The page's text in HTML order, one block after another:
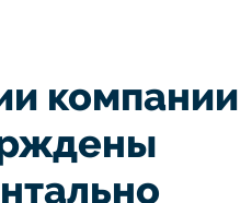
компании